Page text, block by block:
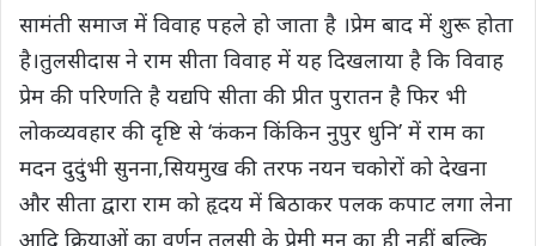
सामंती समाज में विवाह पहले हो जाता है ।प्रेम बाद में शुरू होता
है।तुलसीदास ने राम सीता विवाह में यह दिखलाया है कि विवाह
प्रेम की परिणति है यद्यपि सीता की प्रीत पुरातन है फिर भी
लोकव्यवहार की दृष्टि से ‘कंकन किंकिन नुपुर धुनि’ में राम का
मदन दुदुंभी सुनना,सियमुख की तरफ नयन चकोरों को देखना
और सीता द्वारा राम को हृदय में बिठाकर पलक कपाट लगा लेना
आदि क्रियाओं का वर्णन तुलसी के प्रेमी मन का ही नहीं बल्कि